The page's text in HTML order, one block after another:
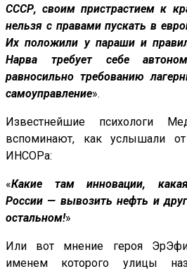
СССР, своим пристрастием к
нельзя с правами пускать в
Их положили у параши и
Нарва требует себе
равносильно требованию
самоуправление».
Известнейшие психологи
вспоминают, как услышали
ИНСОРа:
«Какие там инновации,
России — вывозить нефть и
остальном!»
Или вот мнение героя
именем которого улицы